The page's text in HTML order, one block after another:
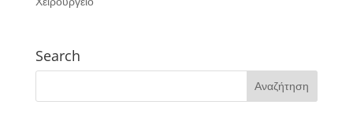
Search